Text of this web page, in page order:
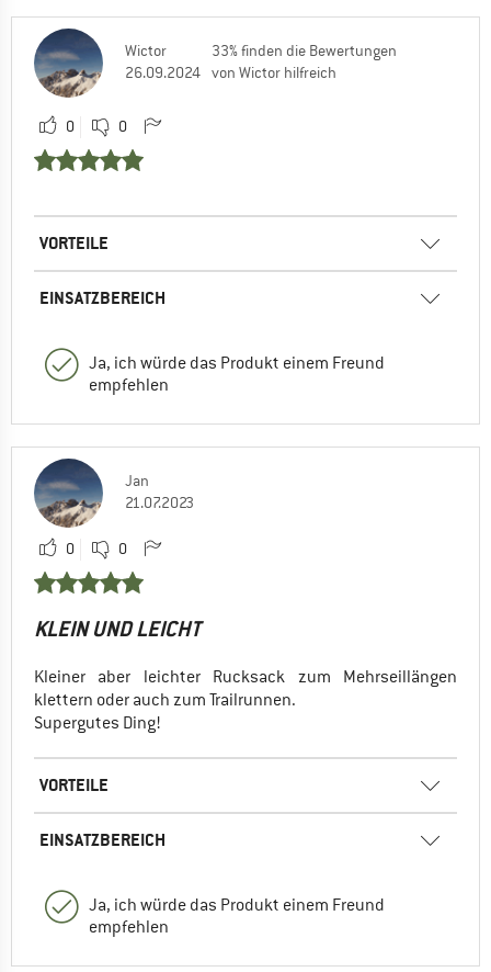
Wictor
26.09.2024
33% finden die Bewertungen
von Wictor hilfreich
0 0
VORTEILE
EINSATZBEREICH
Ja, ich würde das Produkt einem Freund
empfehlen
Jan
21.07.2023
0 0
KLEIN UND LEICHT
Kleiner aber leichter Rucksack zum Mehrseillängen
klettern oder auch zum Trailrunnen.
Supergutes Ding!
VORTEILE
EINSATZBEREICH
Ja, ich würde das Produkt einem Freund
empfehlen